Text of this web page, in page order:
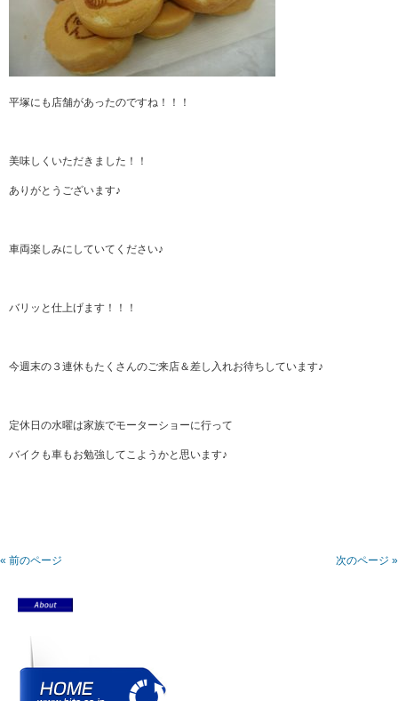
平塚にも店舗があったのですね！！！
美味しくいただきました！！
ありがとうございます♪
車両楽しみにしていてください♪
バリッと仕上げます！！！
今週末の３連休もたくさんのご来店＆差し入れお待ちしています♪
定休日の水曜は家族でモーターショーに行って
バイクも車もお勉強してこようかと思います♪
« 前のページ 次のページ »